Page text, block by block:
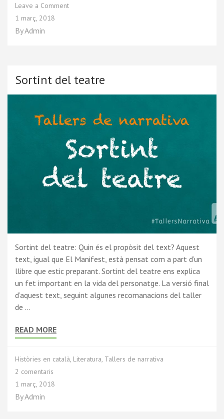
Leave a Comment
1 març, 2018
ByAdmin
Sortint del teatre
Sortint del teatre: Quin és el propòsit del text? Aquest
text, igual que El Manifest, està pensat com a part d’un
llibre que estic preparant. Sortint del teatre ens explica
un fet important en la vida del personatge. La versió final
d’aquest text, seguint algunes recomanacions del taller
de …
READ MORE
Històries en català, Literatura, Tallers de narrativa
2 comentaris
1 març, 2018
ByAdmin